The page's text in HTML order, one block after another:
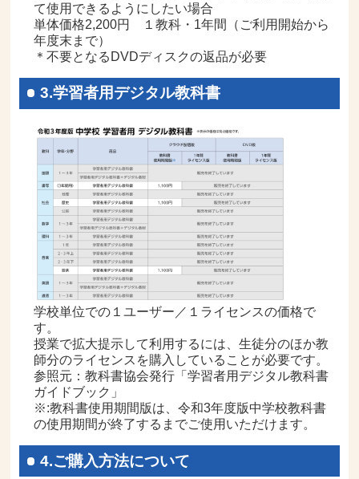
て使用できるようにしたい場合
単体価格2,200円 １教科・1年間（ご利用開始から
年度末まで）
＊不要となるDVDディスクの返品が必要
3.学習者用デジタル教科書
学校単位での１ユーザー／１ライセンスの価格で
す。
授業で拡大提示して利用するには、生徒分のほか教
師分のライセンスを購入していることが必要です。
参照元：教科書協会発行「学習者用デジタル教科書
ガイドブック」
※:教科書使用期間版は、令和3年度版中学校教科書
の使用期間が終了するまでご使用いただけます。
4.ご購入方法について